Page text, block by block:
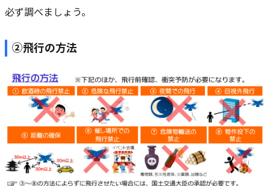
必ず調べましょう。
②飛行の方法